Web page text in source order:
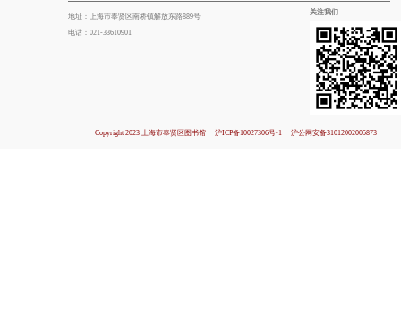
地址：上海市奉贤区南桥镇解放东路889号
电话：021-33610901
关注我们
Copyright 2023 上海市奉贤区图书馆 沪ICP备10027306号-1 沪公网安备31012002005873